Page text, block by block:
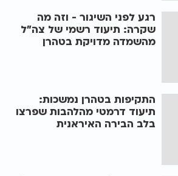
רגע לפני השיגור - וזה מה
שקרה: תיעוד רשמי של צה״ל
מהשמדה מדויקת בטהרן
התקיפות בטהרן נמשכות:
תיעוד דרמטי מהלהבות שפרצו
בלב הבירה האיראנית